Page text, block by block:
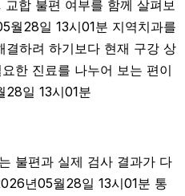
합 불편 여부를 함께 살펴보
월28일 13시01분 지역치과를
하려 하기보다 현재 구강 상
한 진료를 나누어 보는 편이
28일 13시01분
불편과 실제 검사 결과가 다
년05월28일 13시01분 통